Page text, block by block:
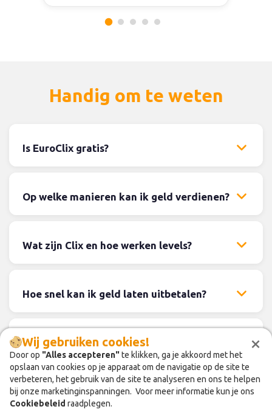
×
Wij gebruiken cookies!
Door op "Alles accepteren"te klikken, ga je akkoord met het
opslaan van cookies op je apparaat om de navigatie op de site te
verbeteren, het gebruik van de site te analyseren en ons te helpen
bij onze marketinginspanningen. Voor meer informatie kun je ons
Cookiebeleid raadplegen.
×
Wij gebruiken cookies!
Door op "Alles accepteren"te klikken, ga je akkoord met het
opslaan van cookies op je apparaat om de navigatie op de site te
verbeteren, het gebruik van de site te analyseren en ons te helpen
bij onze marketinginspanningen. Voor meer informatie kun je ons
Cookiebeleid raadplegen.
Handig om te weten
Is EuroClix gratis?
Op welke manieren kan ik geld verdienen?
Wat zijn Clix en hoe werken levels?
Hoe snel kan ik geld laten uitbetalen?
Hoe kan ik verdienen door vrienden uit te
nodigen?
In welke landen is EuroClix beschikbaar?